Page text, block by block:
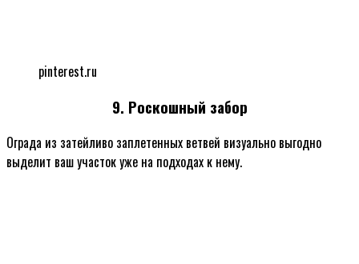
pinterest.ru
9. Роскошный забор
Ограда из затейливо заплетенных ветвей визуально выгодно
выделит ваш участок уже на подходах к нему.